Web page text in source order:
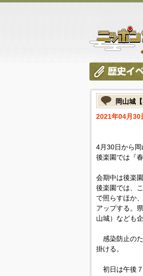
岡山城
2021年04月30
4月30日から岡
後楽園では『
会期中は後楽
後楽園では、
で照らすほか
アップする。
山城）なども企
感染防止のた
掛ける。
初日は午後７